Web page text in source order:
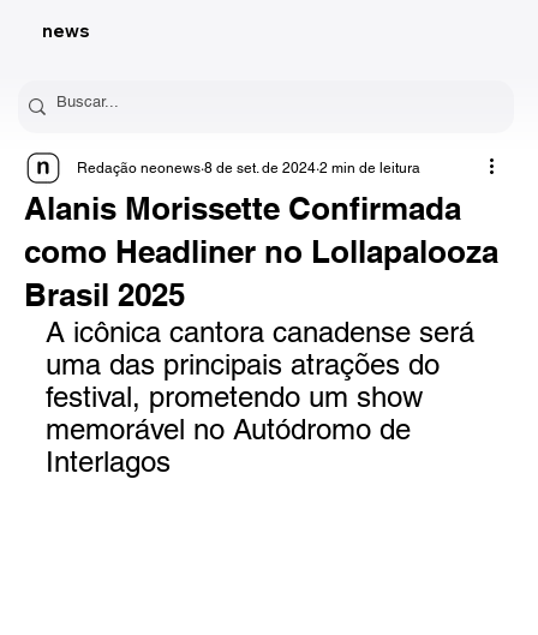
news
Alanis Morissette Confirmada
como Headliner no Lollapalooza
Brasil 2025
Redação neonews 8 de set. de 2024 2 min de leitura
A icônica cantora canadense será
uma das principais atrações do
festival, prometendo um show
memorável no Autódromo de
Interlagos